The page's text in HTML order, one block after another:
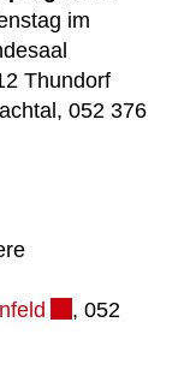
im
Thundorf
052 376
Externer Link
, 052